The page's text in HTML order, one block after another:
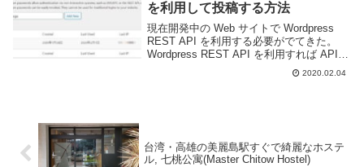
を利用して投稿する方法
現在開発中の Web サイトで Wordpress
REST API を利用する必要がでてきた。
Wordpress REST API を利用すれば API
経由で投稿や記事の一覧の取得、カテゴリ
ーやタグの操作、画像のアップロードな
2020.02.04
台湾・高雄の美麗島駅すぐで綺麗なホステ
ル, 七桃公寓(Master Chitow Hostel)